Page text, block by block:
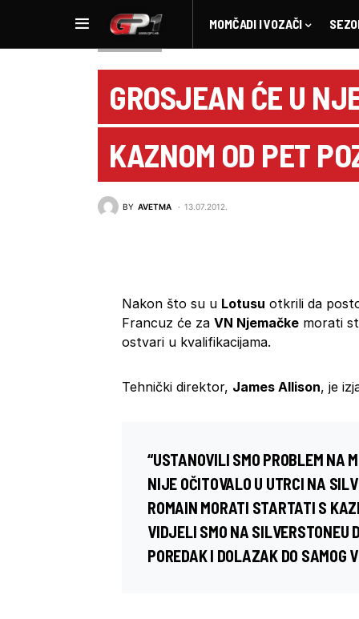
MOMČADI I VOZAČI
GROSJEAN ĆE U
KAZNOM OD PET
BY AVETMA 13.07.2012.
Nakon što su u Lotusu otkrili da
Francuz će za VN Njemačke morati
ostvari u kvalifikacijama.
Tehnički direktor, James Allison, je
“USTANOVILI SMO PROBLEM NA
NIJE OČITOVALO U UTRCI NA
ROMAIN MORATI STARTATI S
VIDJELI SMO NA SILVERSTONEU
POREDAK I DOLAZAK DO SAMOG